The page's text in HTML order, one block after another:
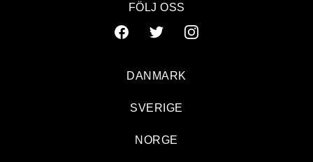
FÖLJ OSS
DANMARK
SVERIGE
NORGE